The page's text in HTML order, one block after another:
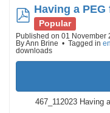
pdf
Having a
Popular
Published on 01 November
ByAnn Brine Tagged in
downloads
467_112023 Having